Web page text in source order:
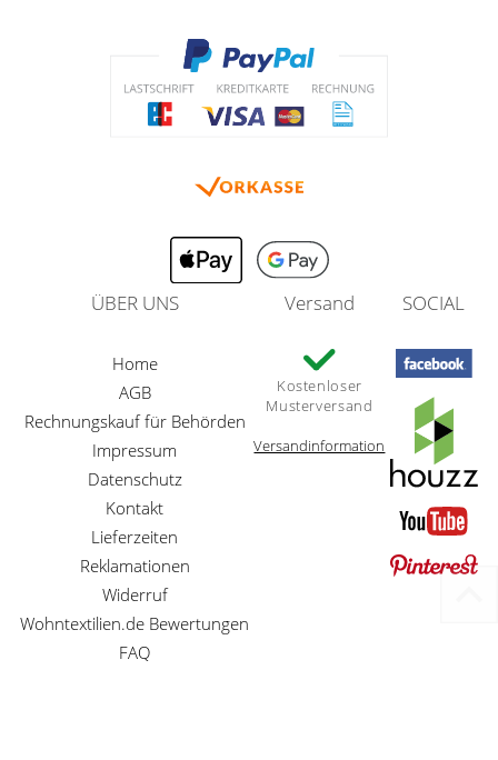
ÜBER UNS
Home
AGB
Rechnungskauf für Behörden
Impressum
Datenschutz
Kontakt
Lieferzeiten
Reklamationen
Widerruf
Wohntextilien.de Bewertungen
FAQ
Versand
Kostenloser
Musterversand
Versandinformation
SOCIAL